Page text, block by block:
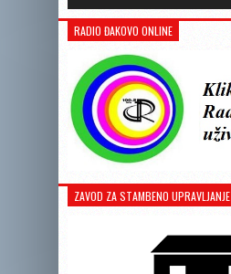
RADIO ĐAKOVO ONLINE
ZAVOD ZA STAMBENO UPRAVLJANJE